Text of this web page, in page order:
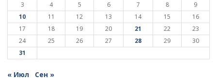
3
4 5 6 7 8
9
10
11 12 13 14 15
16
17
18 19 20 21 22
23
24
25 26 27 28 29
30
31
« Июл Сен »